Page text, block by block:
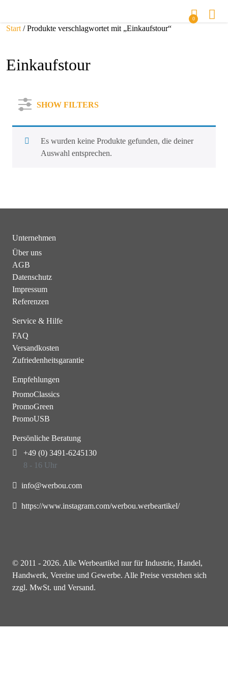
0
Start / Produkte verschlagwortet mit „Einkaufstour“
Einkaufstour
SHOW FILTERS
Es wurden keine Produkte gefunden, die deiner
Auswahl entsprechen.
Unternehmen
Über uns
AGB
Datenschutz
Impressum
Referenzen
Service & Hilfe
FAQ
Versandkosten
Zufriedenheitsgarantie
Empfehlungen
PromoClassics
PromoGreen
PromoUSB
Persönliche Beratung
+49 (0) 3491-6245130
8 - 16 Uhr
info@werbou.com
https://www.instagram.com/werbou.werbeartikel/
© 2011 - 2026. Alle Werbeartikel nur für Industrie, Handel,
Handwerk, Vereine und Gewerbe. Alle Preise verstehen sich
zzgl. MwSt. und Versand.